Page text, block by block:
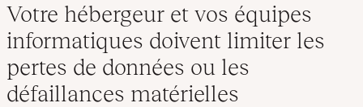
Votre hébergeur et vos équipes
informatiques doivent limiter les
pertes de données ou les
défaillances matérielles